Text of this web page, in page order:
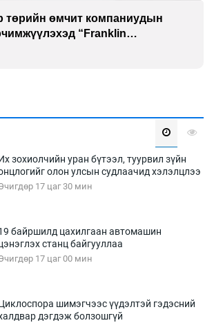
төрийн өмчит компаниудын
“Franklin
хамтарна
зохиолчийн уран бүтээл, туурвил зүйн
олон улсын судлаачид хэлэлцлээ
17 цаг 30 мин
байршилд цахилгаан автомашин
станц байгууллаа
17 цаг 00 мин
шимэгчээс үүдэлтэй гэдэсний
дэгдэж болзошгүй